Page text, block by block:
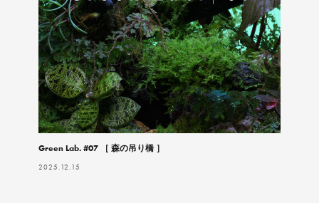
Green Lab. #07 ［ 森の吊り橋 ］
2025.12.15